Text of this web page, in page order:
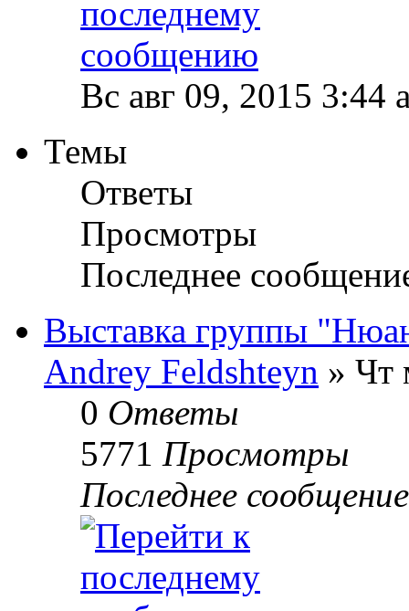
Вс авг 09, 2015 3:44
Темы
Ответы
Просмотры
Последнее
Выставка группы
Andrey Feldshteyn » Чт
0 Ответы
5771 Просмотры
Последнее